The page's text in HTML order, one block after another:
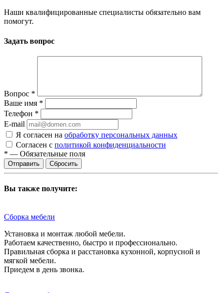
Наши квалифицированные специалисты обязательно вам
помогут.
Задать вопрос
Вопрос *
Ваше имя *
Телефон *
E-mail
Я согласен на обработку персональных данных
Согласен с политикой конфиденциальности
* — Обязательные поля
Сбросить
Вы также получите:
Сборка мебели
Установка и монтаж любой мебели.
Работаем качественно, быстро и профессионально.
Правильная сборка и расстановка кухонной, корпусной и
мягкой мебели.
Приедем в день звонка.